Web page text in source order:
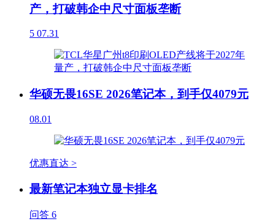
产，打破韩企中尺寸面板垄断
5 07.31
华硕无畏16SE 2026笔记本，到手仅4079元
08.01
优惠直达 >
最新笔记本独立显卡排名
问答 6